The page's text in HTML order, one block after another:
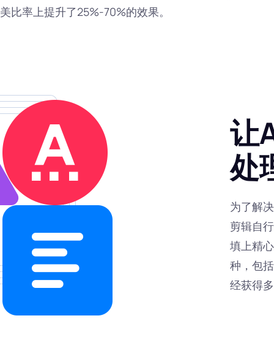
比率上提升了25%-70%的效果。
让
处
为了解
剪辑自
填上精
种，包
经获得